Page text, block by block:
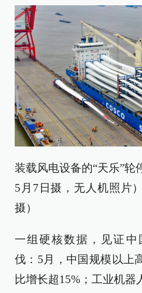
装载风电设备的“天乐”轮
5月7日摄，无人机照片
摄）
一组硬核数据，见证
伐：5月，中国规模以上
比增长超15%；工业机器